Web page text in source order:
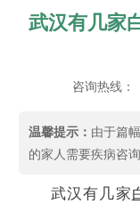
武汉有几家
咨询热线：
温馨提示： 由于篇
的家人需要疾病咨
武汉有几家